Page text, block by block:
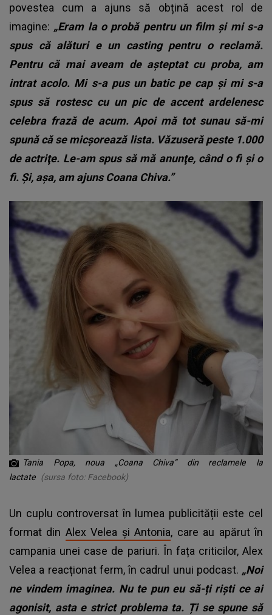
povestea cum a ajuns să obțină acest rol de
imagine: „Eram la o probă pentru un film şi mi s-a
spus că alături e un casting pentru o reclamă.
Pentru că mai aveam de aşteptat cu proba, am
intrat acolo. Mi s-a pus un batic pe cap şi mi s-a
spus să rostesc cu un pic de accent ardelenesc
celebra frază de acum. Apoi mă tot sunau să-mi
spună că se micşorează lista. Văzuseră peste 1.000
de actriţe. Le-am spus să mă anunţe, când o fi și o
fi. Și, așa, am ajuns Coana Chiva.”
Tania Popa, noua „Coana Chiva” din reclamele la
lactate (sursa foto: Facebook)
Un cuplu controversat în lumea publicității este cel
format din Alex Velea și Antonia, care au apărut în
campania unei case de pariuri. În fața criticilor, Alex
Velea a reacționat ferm, în cadrul unui podcast. „Noi
ne vindem imaginea. Nu te pun eu să-ți riști ce ai
agonisit, asta e strict problema ta. Ți se spune să